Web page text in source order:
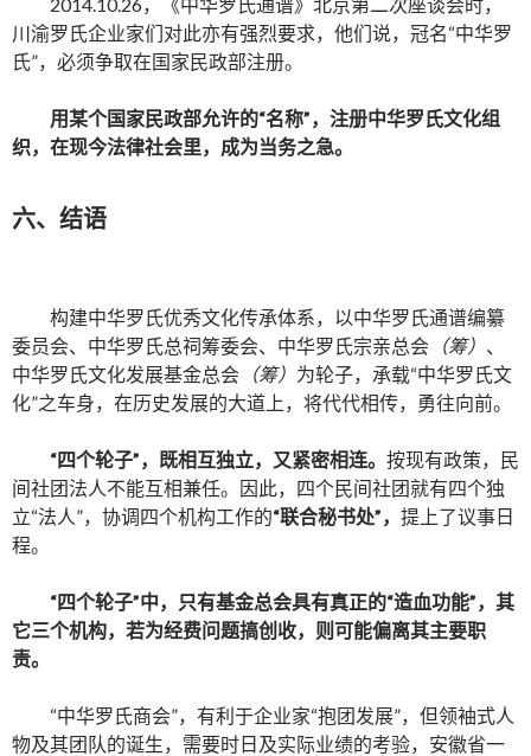
川渝罗氏企业家们对此亦有强烈要求，他们说，冠名“中华罗
氏”，必须争取在国家民政部注册。
用某个国家民政部允许的“名称”，注册中华罗氏文化组
织，在现今法律社会里，成为当务之急。
六、结语
构建中华罗氏优秀文化传承体系，以中华罗氏通谱编纂
委员会、中华罗氏总祠筹委会、中华罗氏宗亲总会 （筹） 、
中华罗氏文化发展基金总会 （筹） 为轮子，承载“中华罗氏文
化”之车身，在历史发展的大道上，将代代相传，勇往向前。
“四个轮子”，既相互独立，又紧密相连。 按现有政策，民
间社团法人不能互相兼任。因此，四个民间社团就有四个独
立“法人”，协调四个机构工作的“联合秘书处”， 提上了议事日
程。
“四个轮子”中，只有基金总会具有真正的“造血功能”，其
它三个机构，若为经费问题搞创收，则可能偏离其主要职
责。
“中华罗氏商会”，有利于企业家“抱团发展”，但领袖式人
物及其团队的诞生，需要时日及实际业绩的考验，安徽省一